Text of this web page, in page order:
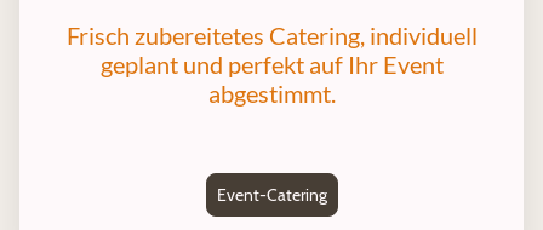
Frisch zubereitetes Catering, individuell
geplant und perfekt auf Ihr Event
abgestimmt.
Event-Catering